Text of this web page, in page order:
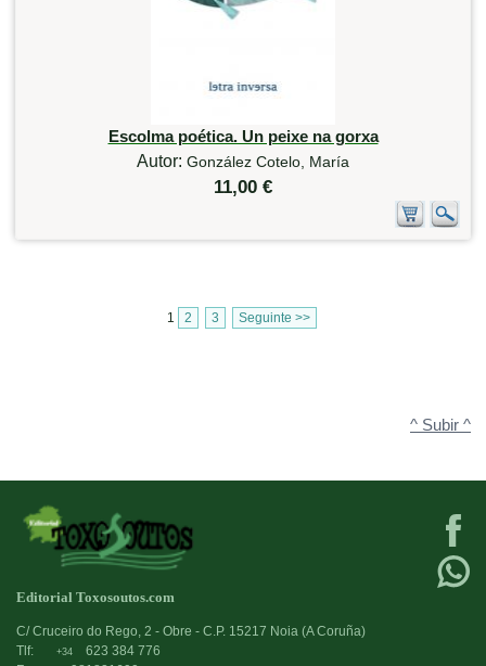
Escolma poética. Un peixe na gorxa
Autor: González Cotelo, María
11,00 €
1 2 3 Seguinte >>
^ Subir ^
Editorial Toxosoutos.com
C/ Cruceiro do Rego, 2 - Obre - C.P. 15217 Noia (A Coruña)
Tlf:
+34
623 384 776